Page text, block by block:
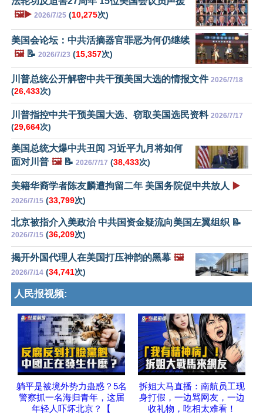
🖼️▶️ 2026/7/25 (10,275次)
美国会论坛：中共活摘器官罪恶为何仍继续
🖼️📝 2026/7/23 (15,357次)
川普总统公开解密中共干预美国大选的情报文件 2026/7/18
(26,433次)
川普指控中共干预美国大选、窃取美国选民资料 2026/7/17
(29,664次)
美国总统大爆中共丑闻 习近平九月将如何
面对川普 🖼️📝 2026/7/17 (38,433次)
美籍华裔学者陈友麟遭拘留二年 美国务院促中共放人 ▶️
2026/7/15 (33,799次)
北京被指介入美政治 中共国资金疑流向美国左翼组织 📝
2026/7/15 (36,209次)
揭开外国代理人在美国打压神韵的黑幕 🖼️
2026/7/14 (34,741次)
人民报视频:
躺平是被境外势力蛊惑？5名
警察抓一名海归青年，这届
年轻人吓坏北京？【
拆姐大马直播：南航员工现
身打假，一边骂网友，一边
收礼物，吃相太难看！